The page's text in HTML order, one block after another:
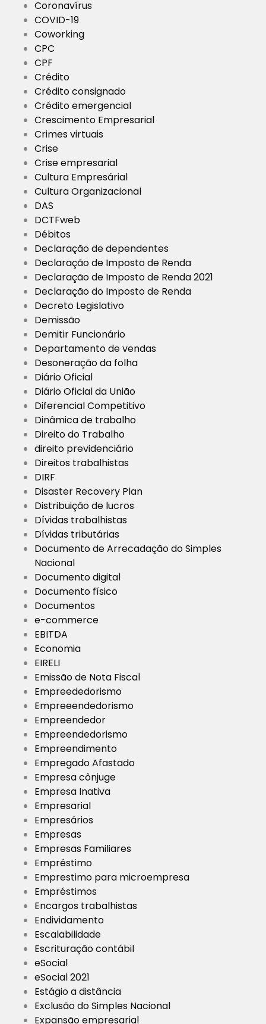
Coronavírus
COVID-19
Coworking
CPC
CPF
Crédito
Crédito consignado
Crédito emergencial
Crescimento Empresarial
Crimes virtuais
Crise
Crise empresarial
Cultura Empresárial
Cultura Organizacional
DAS
DCTFweb
Débitos
Declaração de dependentes
Declaração de Imposto de Renda
Declaração de Imposto de Renda 2021
Declaração do Imposto de Renda
Decreto Legislativo
Demissão
Demitir Funcionário
Departamento de vendas
Desoneração da folha
Diário Oficial
Diário Oficial da União
Diferencial Competitivo
Dinâmica de trabalho
Direito do Trabalho
direito previdenciário
Direitos trabalhistas
DIRF
Disaster Recovery Plan
Distribuição de lucros
Dívidas trabalhistas
Dívidas tributárias
Documento de Arrecadação do Simples
Nacional
Documento digital
Documento físico
Documentos
e-commerce
EBITDA
Economia
EIRELI
Emissão de Nota Fiscal
Empreededorismo
Empreeendedorismo
Empreendedor
Empreendedorismo
Empreendimento
Empregado Afastado
Empresa cônjuge
Empresa Inativa
Empresarial
Empresários
Empresas
Empresas Familiares
Empréstimo
Emprestimo para microempresa
Empréstimos
Encargos trabalhistas
Endividamento
Escalabilidade
Escrituração contábil
eSocial
eSocial 2021
Estágio a distância
Exclusão do Simples Nacional
Expansão empresarial